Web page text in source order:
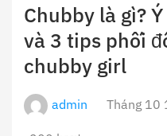
Chubby là gì?
và 3 tips phối
chubby girl
admin Tháng 10